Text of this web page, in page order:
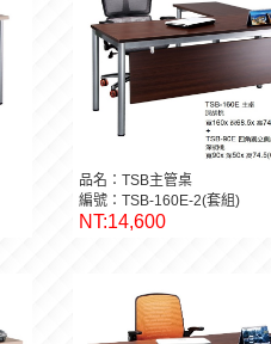
品名：TSB主管桌
編號：TSB-160E-2(套組)
NT:14,600